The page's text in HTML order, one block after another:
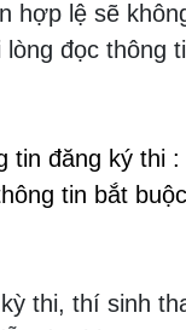
hợp lệ sẽ
đọc thông
tin đăng ký thi
tin bắt
thi, thí sinh